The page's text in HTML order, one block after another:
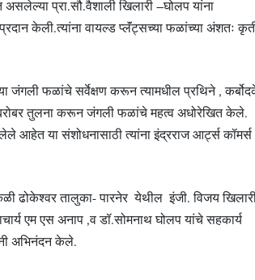
असलेल्या प्रा.सौ.वैशाली खिलारी –घोलप यांना
प्रदान केली.त्यांना वायल्ड प्लॅंट्सच्या फळांच्या अंशतः
जंगली फळांचे सर्वेक्षण करून त्यामधील प्रथिने ,
तुलना करून जंगली फळांचे महत्व अधोरेखित केले.
आहेत या संशोधनासाठी त्यांना इंद्रराज आर्ट्स कॉमर्स
ढोकेश्वर तालुका- पारनेर येथील इंजी. विजय
एम एस अनाप ,व डॉ.सोमनाथ घोलप यांचे सहकार्य
अभिनंदन केले.